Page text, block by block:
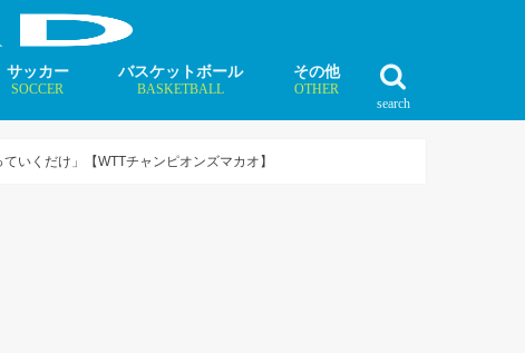
search
サッカー
SOCCER
バスケットボール
BASKETBALL
その他
OTHER
いくだけ」【WTTチャンピオンズマカオ】